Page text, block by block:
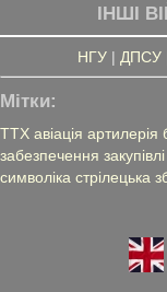
ІНШІ
НГУ| ДПСУ
Мітки:
ТТХ авіація артилерія
забезпечення закупівлі
символіка стрілецька